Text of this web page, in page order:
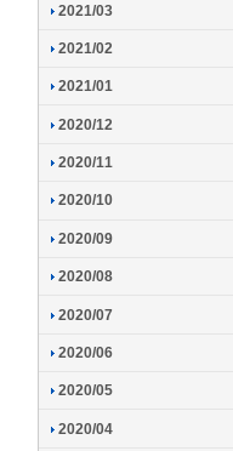
2021/03
2021/02
2021/01
2020/12
2020/11
2020/10
2020/09
2020/08
2020/07
2020/06
2020/05
2020/04